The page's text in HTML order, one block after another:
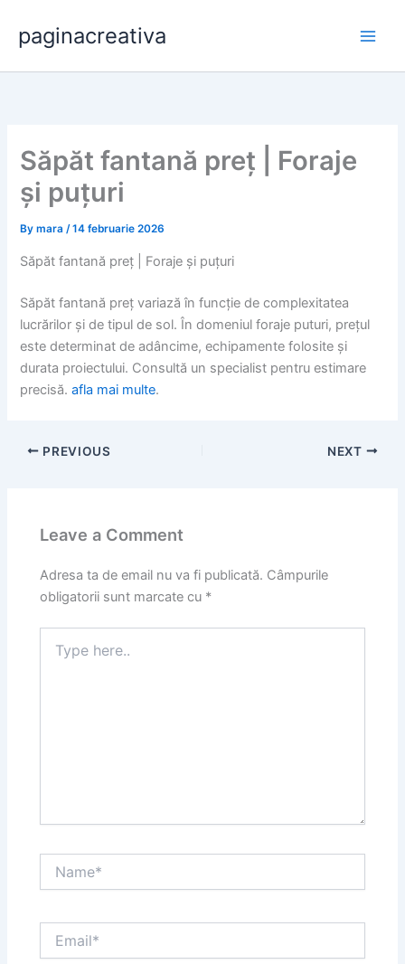
content
paginacreativa
Săpăt fantană preț | Foraje
și puțuri
Bymara/14 februarie 2026
Săpăt fantană preț | Foraje și puțuri
Săpăt fantană preț variază în funcție de complexitatea
lucrărilor și de tipul de sol. În domeniul foraje puturi, prețul
este determinat de adâncime, echipamente folosite și
durata proiectului. Consultă un specialist pentru estimare
precisă.afla mai multe.
PREVIOUS NEXT
Leave a Comment
Adresa ta de email nu va fi publicată. Câmpurile
obligatorii sunt marcate cu *
here..